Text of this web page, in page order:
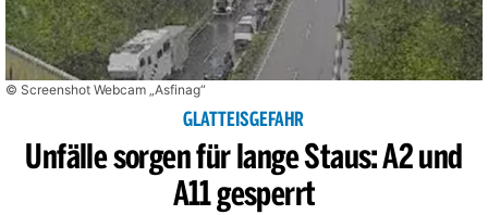
© Screenshot Webcam „Asfinag“
GLATTEISGEFAHR
Unfälle sorgen für lange Staus: A2 und
A11 gesperrt